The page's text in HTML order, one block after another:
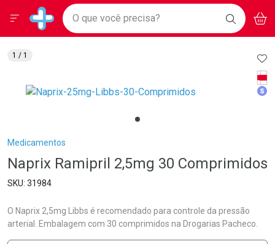
Drogarias Pacheco
Baixe nosso APP e aproveite Ofertas Exclusivas!
BAIXE
O APP
Ir direto para a home
pela página
Ir direto para o conteúdo
Ir direto para a busca
Ir direto para a conta
Ir direto para a notificações
Ir direto para o carrinho
Faça a sua busca
O que você precisa? BUSCAR
Menu
Breadcrumb
Medicamentos
Naprix Ramipril 2,5mg 30 Comprimidos
31984
O Naprix 2,5mg Libbs é recomendado para controle da pressão
arterial. Embalagem com 30 comprimidos na Drogarias Pacheco.
1 / 1